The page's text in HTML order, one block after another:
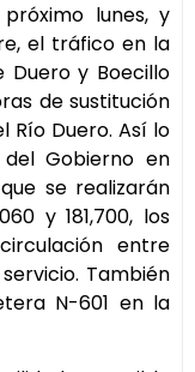
lunes, y
el tráfico en la
Duero y Boecillo
de sustitución
Río Duero. Así lo
Gobierno en
se realizarán
y 181,700, los
entre
También
N-601 en la